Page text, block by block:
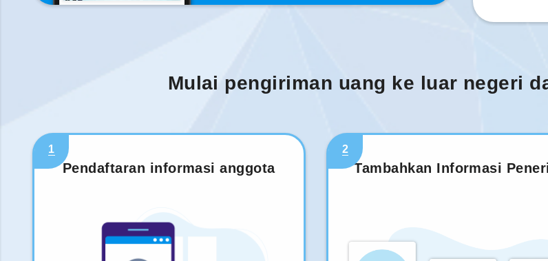
Mulai pengiriman uang ke luar negeri
1
Pendaftaran informasi anggota
2
Tambahkan Informasi